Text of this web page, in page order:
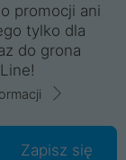
promocji ani
tylko dla
do grona
Zapisz się